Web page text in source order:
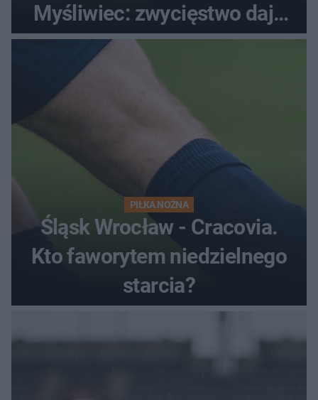
Myśliwiec: zwycięstwo daje
satysfakcję
PIŁKA NOŻNA
Śląsk Wrocław - Cracovia.
Kto faworytem niedzielnego
starcia?